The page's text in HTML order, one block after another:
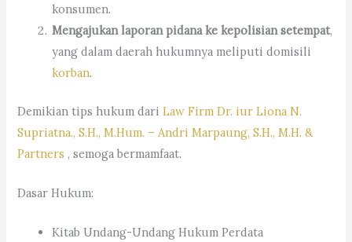
konsumen.
Mengajukan laporan pidana ke kepolisian setempat,
yang dalam daerah hukumnya meliputi domisili
korban.
Demikian tips hukum dariLaw Firm Dr. iur Liona N.
Supriatna., S.H., M.Hum. – Andri Marpaung, S.H., M.H. &
Partners , semoga bermamfaat.
Dasar Hukum:
Kitab Undang-Undang Hukum Perdata